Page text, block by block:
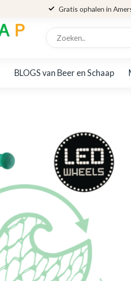
Gratis ophalen in
BLOGS van Beer en Schaap